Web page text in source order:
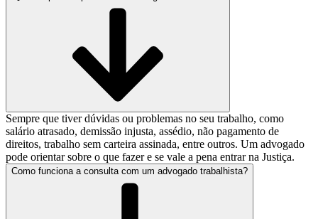
Sempre que tiver dúvidas ou problemas no seu trabalho, como
salário atrasado, demissão injusta, assédio, não pagamento de
direitos, trabalho sem carteira assinada, entre outros. Um advogado
pode orientar sobre o que fazer e se vale a pena entrar na Justiça.
Como funciona a consulta com um advogado trabalhista?